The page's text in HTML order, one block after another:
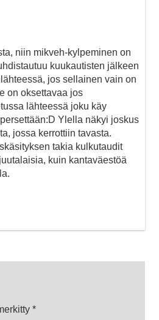
niin mikveh-kylpeminen on
kuukautisten jälkeen
jos sellainen vain on
on oksettavaa jos
lähteessä joku käy
Ylella näkyi joskus
jossa kerrottiin tavasta.
takia kulkutaudit
kuin kantaväestöä
*